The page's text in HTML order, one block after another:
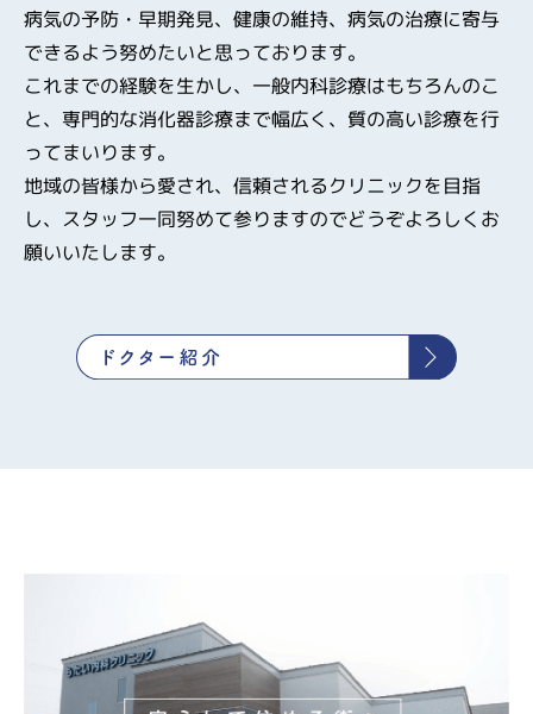
病気の予防・早期発見、健康の維持、病気の治療に寄与
できるよう努めたいと思っております。
これまでの経験を生かし、一般内科診療はもちろんのこ
と、専門的な消化器診療まで幅広く、質の高い診療を行
ってまいります。
地域の皆様から愛され、信頼されるクリニックを目指
し、スタッフ一同努めて参りますのでどうぞよろしくお
願いいたします。